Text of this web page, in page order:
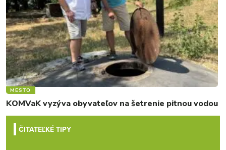
MESTO
KOMVaK vyzýva obyvateľov na šetrenie pitnou vodou
ČITATEĽKÉ TIPY